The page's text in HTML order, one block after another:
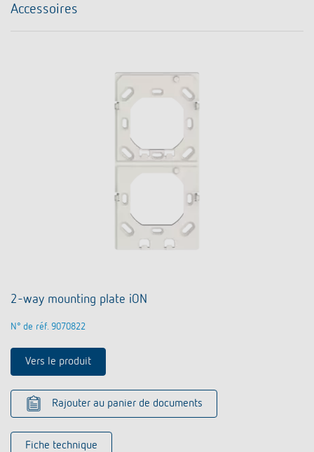
Accessoires
2-way mounting plate iON
N° de réf. 9070822
Vers le produit
Rajouter au panier de documents
Fiche technique